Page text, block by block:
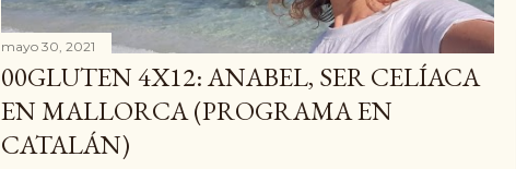
mayo 30, 2021
00GLUTEN 4X12: ANABEL, SER CELÍACA
EN MALLORCA (PROGRAMA EN
CATALÁN)